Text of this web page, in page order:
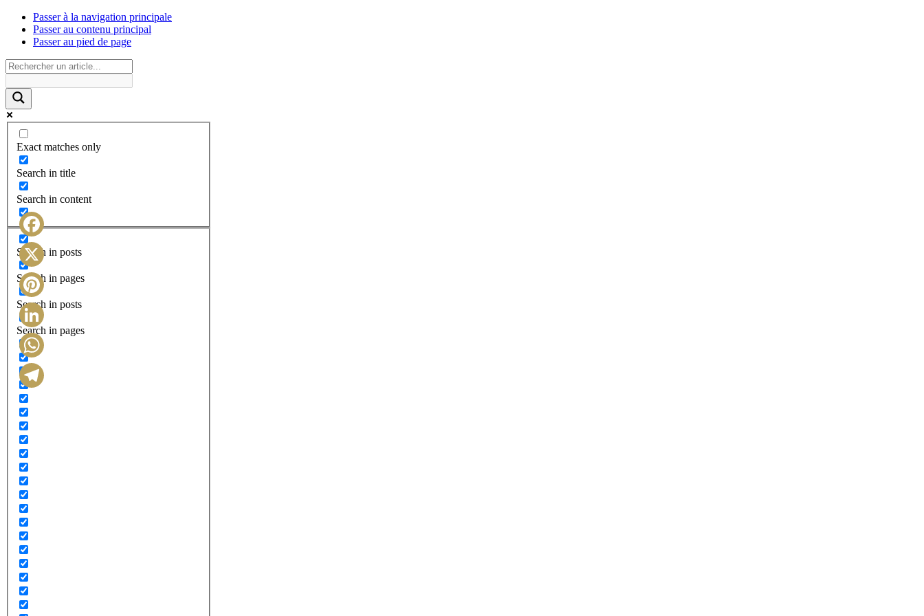
Passer à la navigation principale
Passer au contenu principal
Passer au pied de page
Exact matches only
Search in title
Search in content
Search in posts
Search in pages
Search in posts
Search in pages
Facebook
X
Pinterest
LinkedIn
WhatsApp
Telegram